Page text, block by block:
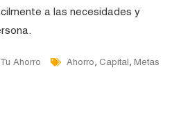
a las necesidades y
Tu Ahorro Tags
Ahorro, Capital, Metas